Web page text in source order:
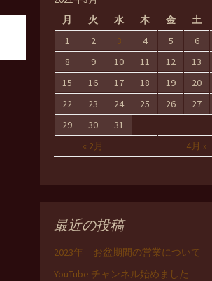
月
火 水 木 金 土
« 2月 4月 »
1 2 3 4 5 6
8
9 10 11 12 13
15
16 17 18 19 20
22
23 24 25 26 27
29
30 31
最近の投稿
2023年 お盆期間の営業について
YouTube チャンネル始めました